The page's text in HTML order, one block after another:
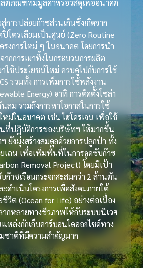
ลิตภัณฑ์ที่มีมูลค่าหรือวัสดุเพื่ออนาคต
การปล่อยก๊าซส่วนเกินซึ่งเกิดจาก
ปิโตรเลียมเป็นศูนย์ (Zero Routine
รงการใหม่ ๆ ในอนาคต โดยการนำ
ากการเผาทิ้งในกระบวนการผลิต
ใช้ประโยชน์ใหม่ ควบคู่ไปกับการใช้
รวมทั้ง การเพิ่มการใช้พลังงาน
Energy) อาทิ การติดตั้งโซล่า
ลม รวมถึงการหาโอกาสในการใช้
ม่ในอนาคต เช่น ไฮโดรเจน เพื่อใช้
ที่ปฏิบัติการของบริษัทฯให้มากขึ้น
ยังมุ่งสร้างสมดุลด้วยการปลูกป่า ทั้ง
เลน เพื่อเพิ่มพื้นที่ในการดูดซับก๊าซ
Removal Project) โดยมีเป้า
ก๊าซเรือนกระจกสะสมกว่า 2 ล้านตัน
ดำเนินโครงการเพื่อสังคมภายใต้
วิต (Ocean for Life) อย่างต่อเนื่อง
กหลายทางชีวภาพให้กับระบบนิเวศ
หล่งกักเก็บคาร์บอนไดออกไซด์ทาง
ชาติที่มีความสำคัญมาก